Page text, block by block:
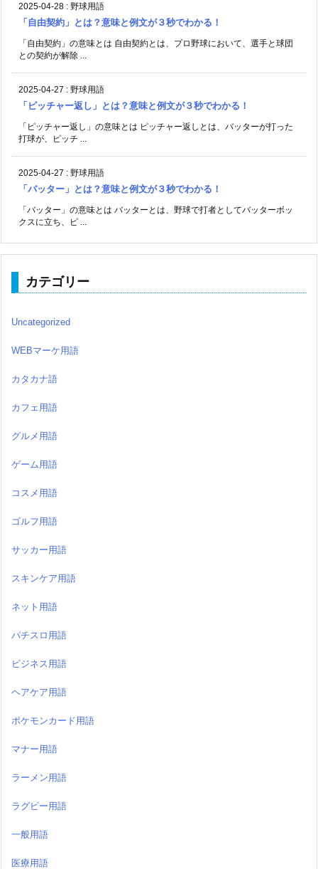
2025-04-28 : 野球用語
「自由契約」とは？意味と例文が３秒でわかる！
「自由契約」の意味とは 自由契約とは、プロ野球において、選手と球団
との契約が解除 ...
2025-04-27 : 野球用語
「ピッチャー返し」とは？意味と例文が３秒でわかる！
「ピッチャー返し」の意味とは ピッチャー返しとは、バッターが打った
打球が、ピッチ ...
2025-04-27 : 野球用語
「バッター」とは？意味と例文が３秒でわかる！
「バッター」の意味とは バッターとは、野球で打者としてバッターボッ
クスに立ち、ピ ...
カテゴリー
Uncategorized
WEBマーケ用語
カタカナ語
カフェ用語
グルメ用語
ゲーム用語
コスメ用語
ゴルフ用語
サッカー用語
スキンケア用語
ネット用語
パチスロ用語
ビジネス用語
ヘアケア用語
ポケモンカード用語
マナー用語
ラーメン用語
ラグビー用語
一般用語
医療用語